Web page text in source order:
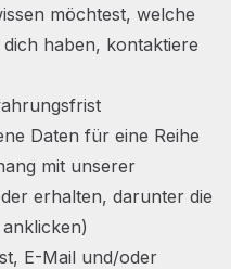
möchtest, welche
haben, kontaktiere
Daten für eine Reihe
mit unserer
erhalten, darunter die
E-Mail und/oder